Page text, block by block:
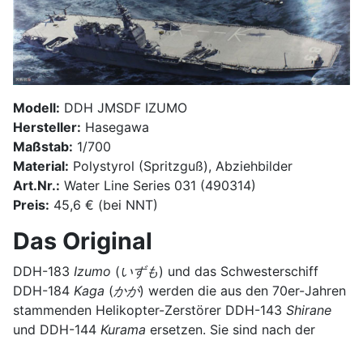
Modell: DDH JMSDF IZUMO
Hersteller: Hasegawa
Maßstab: 1/700
Material: Polystyrol (Spritzguß), Abziehbilder
Art.Nr.: Water Line Series 031 (490314)
Preis: 45,6 € (bei NNT)
Das Original
DDH-183 Izumo (いずも) und das Schwesterschiff
DDH-184 Kaga (かが) werden die aus den 70er-Jahren
stammenden Helikopter-Zerstörer DDH-143 Shirane
und DDH-144 Kurama ersetzen. Sie sind nach der